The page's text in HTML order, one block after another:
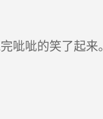
呲呲的笑了起来。